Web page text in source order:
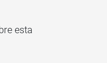
esta